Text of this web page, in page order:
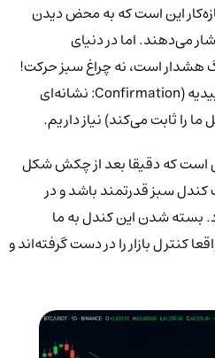
این است که به محض دیدن
می‌دهند. اما در دنیای
است، نه چراغ سبز حرکت!
برای شروع معامله، ما به یک تاییدیه (Confirmation: نشانه‌ای
را ثابت می‌کند) نیاز داریم.
است که دقیقا بعد از چکش شکل
سبز قدرتمند باشد و در
بسته شدن این کندل به ما
کنترل بازار را در دست گرفته‌اند و